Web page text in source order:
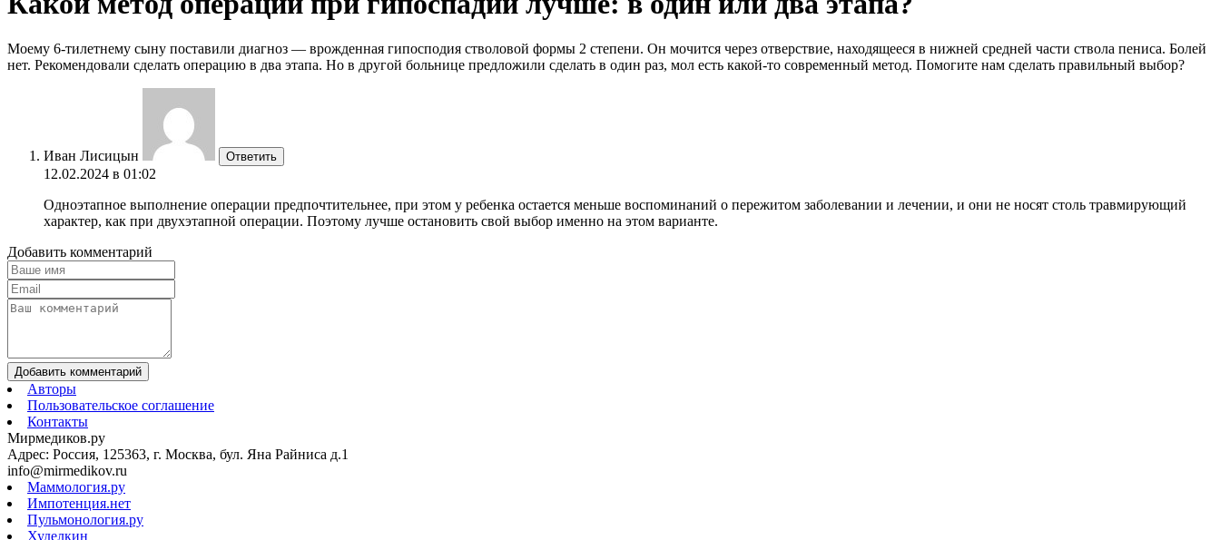
Моему 6-тилетнему сыну поставили диагноз — врожденная гипосподия стволовой формы 2 степени. Он мочится через отверствие, находящееся в нижней средней части ствола пениса. Болей
нет. Рекомендовали сделать операцию в два этапа. Но в другой больнице предложили сделать в один раз, мол есть какой-то современный метод. Помогите нам сделать правильный выбор?
Иван Лисицын Ответить
12.02.2024 в 01:02
Одноэтапное выполнение операции предпочтительнее, при этом у ребенка остается меньше воспоминаний о пережитом заболевании и лечении, и они не носят столь травмирующий
характер, как при двухэтапной операции. Поэтому лучше остановить свой выбор именно на этом варианте.
Добавить комментарий
Добавить комментарий
Авторы
Пользовательское соглашение
Контакты
Мирмедиков.ру
Адрес: Россия, 125363, г. Москва, бул. Яна Райниса д.1
info@mirmedikov.ru
Маммология.ру
Импотенция.нет
Пульмонология.ру
Худелкин